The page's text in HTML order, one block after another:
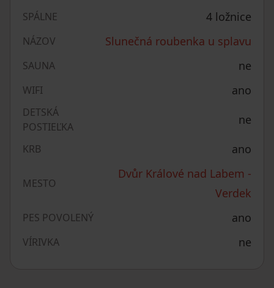
SPÁLNE 4 ložnice
NÁZOV Slunečná roubenka u splavu
SAUNA ne
WIFI ano
DETSKÁ
POSTIEĽKA
ne
KRB ano
MESTO
Dvůr Králové nad Labem -
Verdek
PES POVOLENÝ ano
VÍRIVKA ne